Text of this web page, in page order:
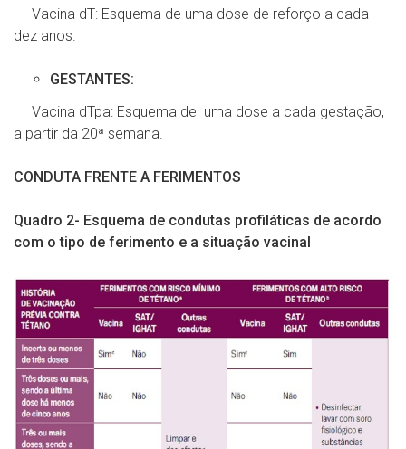
Vacina dT: Esquema de uma dose de reforço a cada
dez anos.
GESTANTES:
Vacina dTpa: Esquema de uma dose a cada gestação,
a partir da 20ª semana.
CONDUTA FRENTE A FERIMENTOS
Quadro 2- Esquema de condutas profiláticas de acordo
com o tipo de ferimento e a situação vacinal